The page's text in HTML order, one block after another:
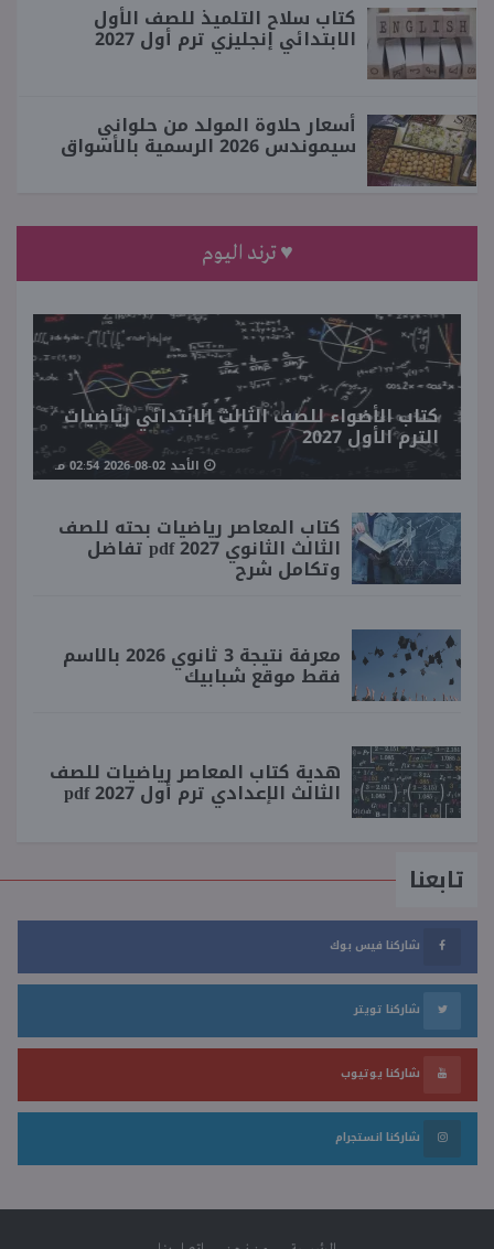
كتاب سلاح التلميذ للصف الأول
الابتدائي إنجليزي ترم أول 2027
أسعار حلاوة المولد من حلواني
سيموندس 2026 الرسمية بالأسواق
♥ ترند اليوم
كتاب الأضواء للصف الثالث الابتدائي رياضيات
الترم الأول 2027
الأحد 02-08-2026 02:54 مـ
كتاب المعاصر رياضيات بحته للصف
الثالث الثانوي 2027 pdf تفاضل
وتكامل شرح
معرفة نتيجة 3 ثانوي 2026 بالاسم
فقط موقع شبابيك
هدية كتاب المعاصر رياضيات للصف
الثالث الإعدادي ترم أول 2027 pdf
تابعنا
شاركنا فيس بوك
شاركنا تويتر
شاركنا يوتيوب
شاركنا انستجرام